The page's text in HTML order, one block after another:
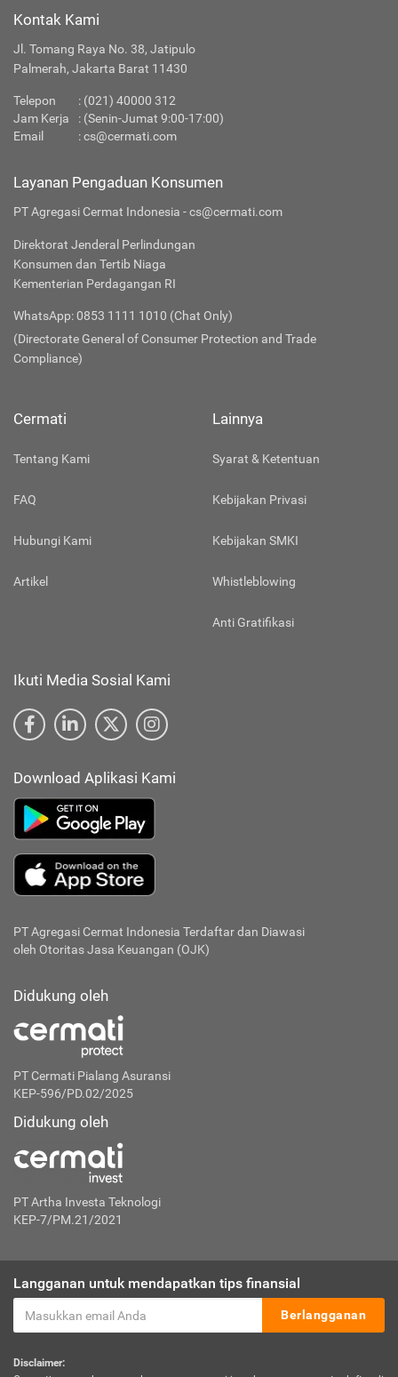
Kontak Kami
Jl. Tomang Raya No. 38, Jatipulo
Palmerah, Jakarta Barat 11430
Telepon : (021) 40000 312
Jam Kerja
: (Senin-Jumat 9:00-17:00)
Email
:cs@cermati.com
Layanan Pengaduan Konsumen
PT Agregasi Cermat Indonesia - cs@cermati.com
Direktorat Jenderal Perlindungan
Konsumen dan Tertib Niaga
Kementerian Perdagangan RI
WhatsApp: 0853 1111 1010 (Chat Only)
(Directorate General of Consumer Protection and Trade
Compliance)
Cermati
Tentang Kami
FAQ
Hubungi Kami
Artikel
Lainnya
Syarat & Ketentuan
Kebijakan Privasi
Kebijakan SMKI
Whistleblowing
Anti Gratifikasi
Ikuti Media Sosial Kami
Download Aplikasi Kami
PT Agregasi Cermat Indonesia Terdaftar dan Diawasi
oleh Otoritas Jasa Keuangan (OJK)
Didukung oleh
PT Cermati Pialang Asuransi
KEP-596/PD.02/2025
Didukung oleh
PT Artha Investa Teknologi
KEP-7/PM.21/2021
Langganan untuk mendapatkan tips finansial
Berlangganan
Disclaimer: